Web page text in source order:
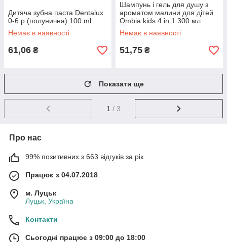
Дитяча зубна паста Dentalux
0-6 р (полунична) 100 ml
Немає в наявності
61,06 ₴
Шампунь і гель для душу з
ароматом малини для дітей
Ombia kids 4 in 1 300 мл
Німеччина
Немає в наявності
51,75 ₴
Показати ще
1 / 3
Про нас
99% позитивних з 663 відгуків за рік
Працює з 04.07.2018
м. Луцьк
Луцьк, Україна
Контакти
Сьогодні працює з 09:00 до 18:00